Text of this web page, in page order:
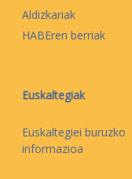
Aldizkariak
HABEren berriak
Euskaltegiak
Euskaltegiei buruzko
informazioa